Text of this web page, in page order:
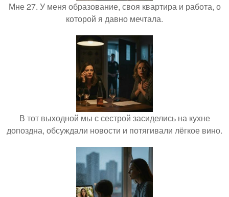
Мне 27. У меня образование, своя квартира и работа, о
которой я давно мечтала.
В тот выходной мы с сестрой засиделись на кухне
допоздна, обсуждали новости и потягивали лёгкое вино.